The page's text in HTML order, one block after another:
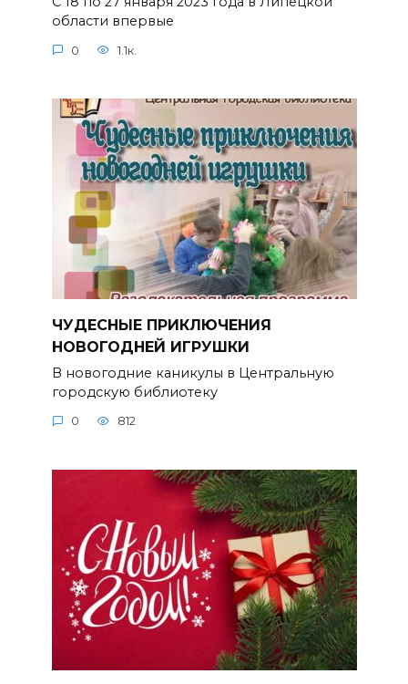
области впервые
0 1.1к.
ЧУДЕСНЫЕ ПРИКЛЮЧЕНИЯ
НОВОГОДНЕЙ ИГРУШКИ
В новогодние каникулы в Центральную
городскую библиотеку
0 812